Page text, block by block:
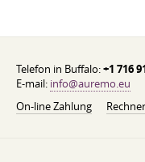
Telefon in Buffalo:+1 716
E-mail: info@auremo.eu
On-line Zahlung